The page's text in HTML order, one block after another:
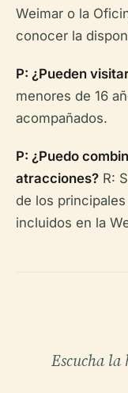
Weimar o la
conocer la
P: ¿Pueden
menores de 16
acompañados.
P: ¿Puedo
atracciones? R:
de los
incluidos en la
Escucha